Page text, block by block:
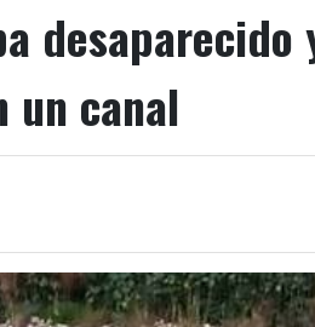
desaparecido
un canal